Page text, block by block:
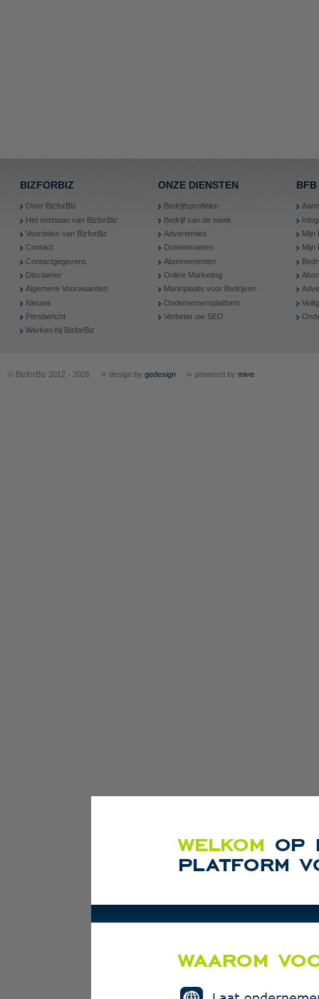
BIZFORBIZ
Over BizforBiz
Het ontstaan van BizforBiz
Voordelen van BizforBiz
Contact
Contactgegevens
Disclaimer
Algemene Voorwaarden
Nieuws
Persbericht
Werken bij BizforBiz
ONZE DIENSTEN
Bedrijfsprofielen
Bedrijf van de week
Advertenties
Domeinnamen
Abonnementen
Online Marketing
Marktplaats voor Bedrijven
Ondernemersplatform
Verbeter uw SEO
BFB
Mijn
Mijn
© BizforBiz 2012 - 2026 » design by gedesign » powered by mive